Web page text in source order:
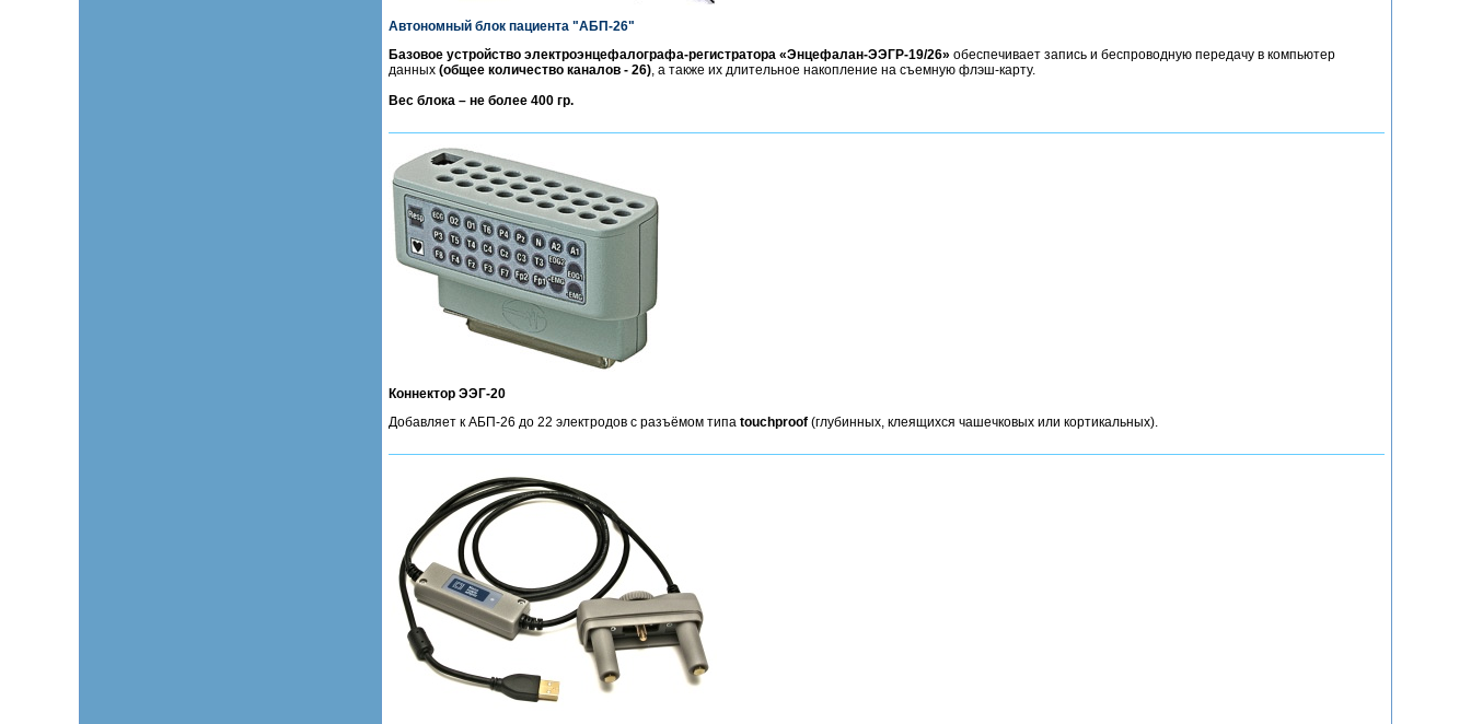
Автономный блок пациента "АБП-26"
Базовое устройство электроэнцефалографа-регистратора «Энцефалан-ЭЭГР-19/26» обеспечивает запись и беспроводную передачу в компьютер
данных (общее количество каналов - 26), а также их длительное накопление на съемную флэш-карту.
Вес блока – не более 400 гр.
Коннектор ЭЭГ-20
Добавляет к АБП-26 до 22 электродов с разъёмом типа touchproof (глубинных, клеящихся чашечковых или кортикальных).